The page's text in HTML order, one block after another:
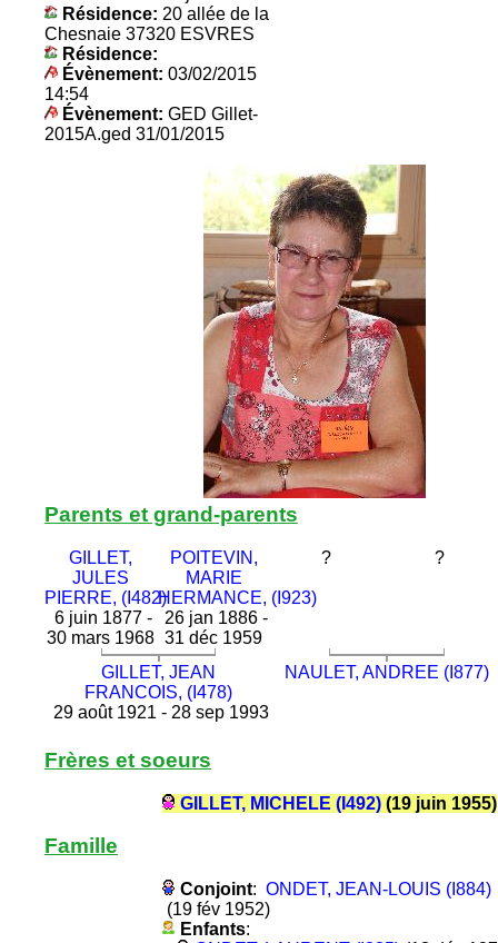
Résidence: 20 allée de la
Chesnaie 37320 ESVRES
Résidence:
Évènement: 03/02/2015
14:54
Évènement: GED Gillet-
2015A.ged 31/01/2015
Parents et grand-parents
GILLET,
JULES
PIERRE, (I482)
6 juin 1877 -
30 mars 1968
POITEVIN,
MARIE
HERMANCE, (I923)
26 jan 1886 -
31 déc 1959
? ?
GILLET, JEAN
FRANCOIS, (I478)
29 août 1921 - 28 sep 1993
NAULET, ANDREE (I877)
Frères et soeurs
GILLET, MICHELE (I492)(19 juin 1955)
Famille
Conjoint: ONDET, JEAN-LOUIS (I884)
(19 fév 1952)
Enfants: